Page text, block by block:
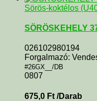
Sörös-koktélos
SÖRÖSKEHELY
026102980194
Forgalmazó:
#26GX__/DB
0807
675,0 Ft /Darab